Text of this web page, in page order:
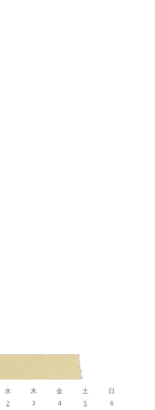
水 木 金 土
日
2 3 4 5
6